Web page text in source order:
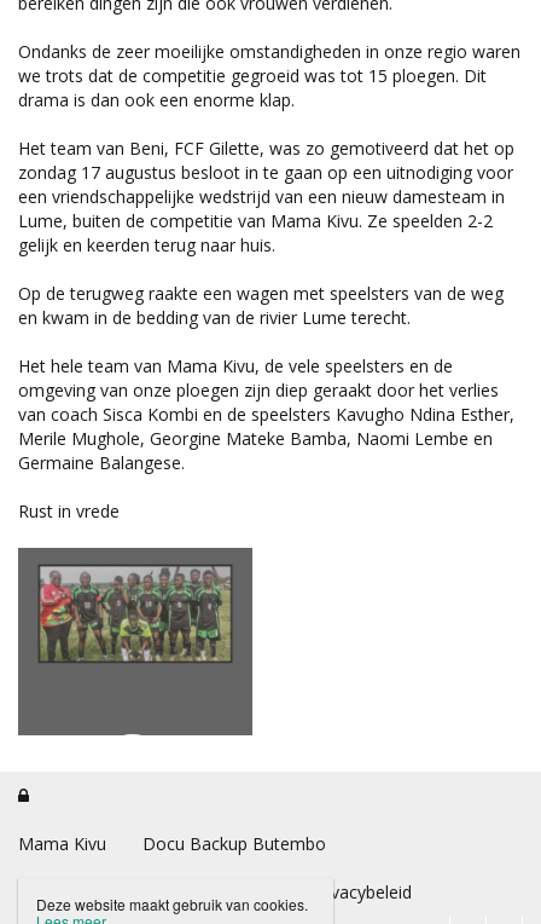
Ondanks de zeer moeilijke omstandigheden in onze regio waren
we trots dat de competitie gegroeid was tot 15 ploegen. Dit
drama is dan ook een enorme klap.
Het team van Beni, FCF Gilette, was zo gemotiveerd dat het op
zondag 17 augustus besloot in te gaan op een uitnodiging voor
een vriendschappelijke wedstrijd van een nieuw damesteam in
Lume, buiten de competitie van Mama Kivu. Ze speelden 2-2
gelijk en keerden terug naar huis.
Op de terugweg raakte een wagen met speelsters van de weg
en kwam in de bedding van de rivier Lume terecht.
Het hele team van Mama Kivu, de vele speelsters en de
omgeving van onze ploegen zijn diep geraakt door het verlies
van coach Sisca Kombi en de speelsters Kavugho Ndina Esther,
Merile Mughole, Georgine Mateke Bamba, Naomi Lembe en
Germaine Balangese.
Rust in vrede

Mama Kivu Docu Backup Butembo
Privacybeleid
Deze website maakt gebruik van cookies.